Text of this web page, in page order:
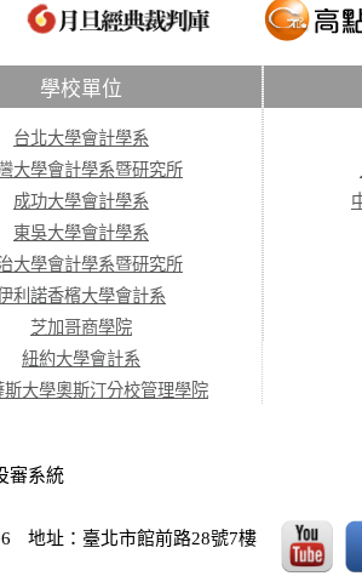
學校單位
台北大學會計學系
大學會計學系暨研究所
成功大學會計學系
東吳大學會計學系
大學會計學系暨研究所
利諾香檳大學會計系
芝加哥商學院
紐約大學會計系
斯大學奧斯汀分校管理學院
審系統
地址：臺北市館前路28號7樓